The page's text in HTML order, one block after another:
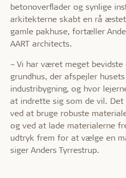
betonoverflader og synlige
arkitekterne skabt en rå
gamle pakhuse, fortæller
AART architects.
– Vi har været meget
grundhus, der afspejler
industribygning, og hvor
at indrette sig som de vil.
ved at bruge robuste
og ved at lade materialerne
udtryk frem for at vælge en
siger Anders Tyrrestrup.